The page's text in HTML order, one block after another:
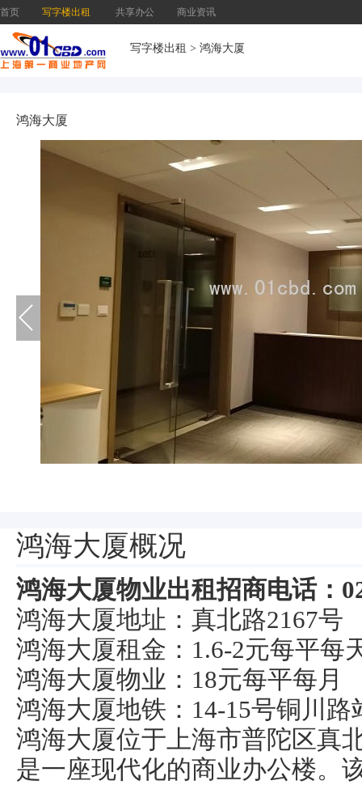
首页 写字楼出租 共享办公 商业资讯
写字楼出租 > 鸿海大厦
鸿海大厦
鸿海大厦概况
鸿海大厦物业出租招商电话：
鸿海大厦地址：真北路2167号
鸿海大厦租金：1.6-2元每平每
鸿海大厦物业：18元每平每月
鸿海大厦地铁：14-15号铜川路
鸿海大厦位于上海市普陀区真
是一座现代化的商业办公楼。